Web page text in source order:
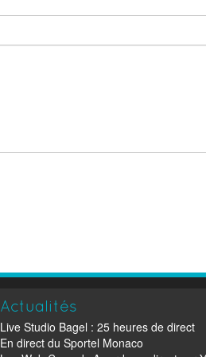
Actualités
Live Studio Bagel : 25 heures de direct
En direct du Sportel Monaco